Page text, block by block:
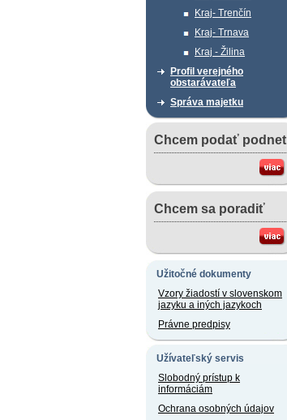
Kraj- Trenčín
Kraj- Trnava
Kraj - Žilina
Profil verejného
obstarávateľa
Správa majetku
Chcem podať podnet
Chcem sa poradiť
Užitočné dokumenty
Vzory žiadostí v slovenskom
jazyku a iných jazykoch
Právne predpisy
Užívateľský servis
Slobodný prístup k
informáciám
Ochrana osobných údajov